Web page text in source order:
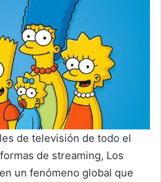
de televisión de todo el
de streaming, Los
un fenómeno global que